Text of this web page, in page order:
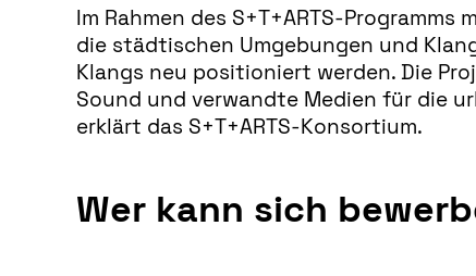
Im Rahmen des S+T+ARTS-
die städtischen Umgebungen und
Klangs neu positioniert werden. Die
Sound und verwandte Medien für die
erklärt das S+T+ARTS-Konsortium.
Wer kann sich